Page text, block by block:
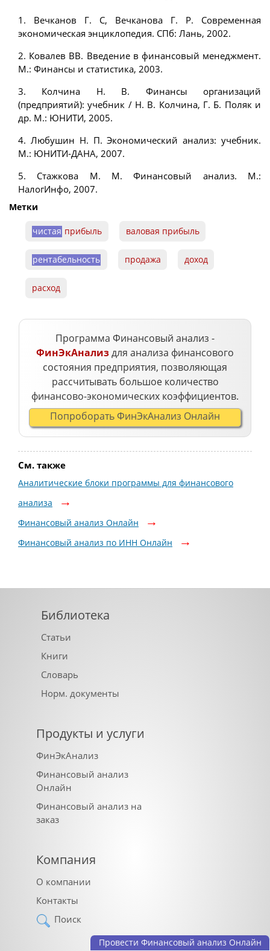
1. Вечканов Г. С, Вечканова Г. Р. Современная
экономическая энциклопедия. СПб: Лань, 2002.
2. Ковалев ВВ. Введение в финансовый менеджмент.
М.: Финансы и статистика, 2003.
3. Колчина Н. В. Финансы организаций
(предприятий): учебник / Н. В. Колчина, Г. Б. Поляк и
др. М.: ЮНИТИ, 2005.
4. Любушин Н. П. Экономический анализ: учебник.
М.: ЮНИТИ-ДАНА, 2007.
5. Стажкова М. М. Финансовый анализ. М.:
НалогИнфо, 2007.
Метки
чистая прибыль валовая прибыль
рентабельность продажа доход
расход
Программа Финансовый анализ -
ФинЭкАнализдля анализа финансового
состояния предприятия, позволяющая
рассчитывать большое количество
финансово-экономических коэффициентов.
Попроборать ФинЭкАнализ Онлайн
См. также
Аналитические блоки программы для финансового
анализа
Финансовый анализ Онлайн
Финансовый анализ по ИНН Онлайн
Провести Финансовый анализ Онлайн
Библиотека
Статьи
Книги
Словарь
Норм. документы
Продукты и услуги
ФинЭкАнализ
Финансовый анализ
Онлайн
Финансовый анализ на
заказ
Компания
О компании
Контакты
Поиск